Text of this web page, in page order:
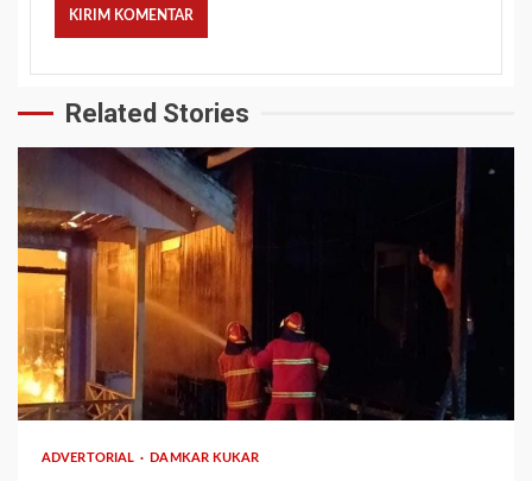
Related Stories
2 min read
ADVERTORIAL DAMKAR KUKAR